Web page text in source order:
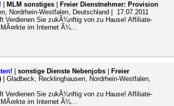
MLM sonstiges
Freier Dienstnehmer: Provision
Nordrhein-Westfalen, Deutschland | 17.07.2011
Verdienen Sie zukÃ¼nftig von zu Hause! Affiliate-
im Internet Ã¼...
sonstige Dienste Nebenjobs
Freier
| Gladbeck, Recklinghausen, Nordrhein-Westfalen,
Verdienen Sie zukÃ¼nftig von zu Hause! Affiliate-
im Internet Ã¼...